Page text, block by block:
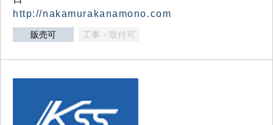
http://nakamurakanamono.com
販売可 工事・取付可